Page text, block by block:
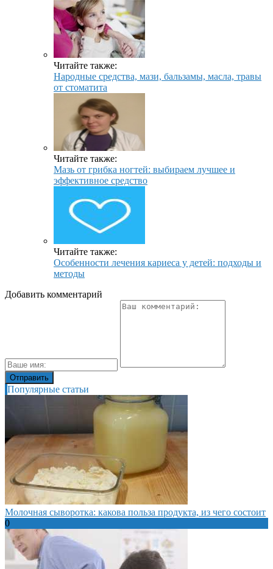
Читайте также:
Народные средства, мази, бальзамы, масла, травы
от стоматита
Читайте также:
Мазь от грибка ногтей: выбираем лучшее и
эффективное средство
Читайте также:
Особенности лечения кариеса у детей: подходы и
методы
Добавить комментарий
Популярные статьи
Молочная сыворотка: какова польза продукта, из чего состоит
0